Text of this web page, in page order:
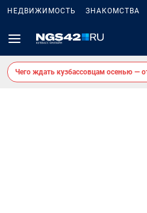
НЕДВИЖИМОСТЬ ЗНАКОМСТВА
Чего ждать кузбассовцам осенью —